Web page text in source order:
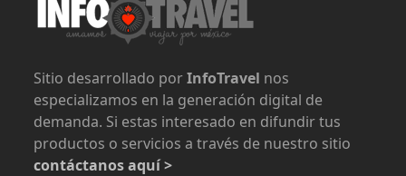
Sitio desarrollado porInfoTravel nos
especializamos en la generación digital de
demanda. Si estas interesado en difundir tus
productos o servicios a través de nuestro sitio
contáctanos aquí >